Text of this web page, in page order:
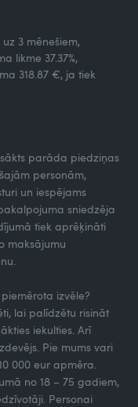
3 mēnešiem,
likme 37.37%,
318.87 €, ja tiek
parāda piedziņas
personām,
un iespējams
sniedzēja
tiek aprēķināti
maksājumu
izvēle?
lai palīdzētu risināt
iekulties. Arī
Pie mums vari
000 eur apmēra.
no 18 – 75 gadiem,
Personai